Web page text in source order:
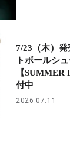
7/23（木）
トボールシ
【
付中
2026.07.11